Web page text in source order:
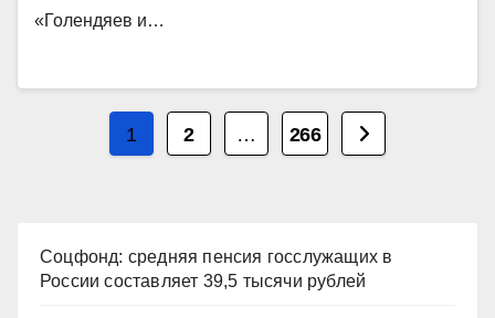
«Голендяев и…
Пагинация
1 2 … 266
Соцфонд: средняя пенсия госслужащих в
России составляет 39,5 тысячи рублей